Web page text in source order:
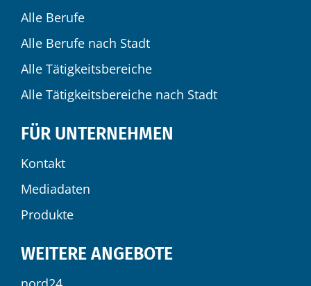
Alle Berufe
Alle Berufe nach Stadt
Alle Tätigkeitsbereiche
Alle Tätigkeitsbereiche nach Stadt
FÜR UNTERNEHMEN
Kontakt
Mediadaten
Produkte
WEITERE ANGEBOTE